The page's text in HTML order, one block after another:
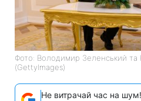
Фото: Володимир Зеленський та
(GettyImages)
Не витрачай час на шум!